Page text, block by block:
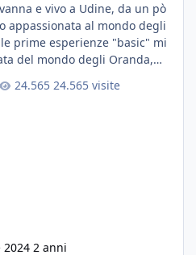
e vivo a Udine, da un pò
appassionata al mondo degli
del mondo degli Oranda,
scuola per quanto riguarda
24.565 visite
2024 2 anni